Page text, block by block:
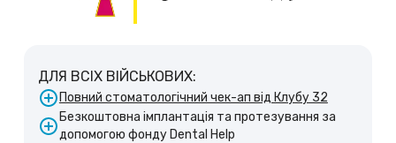
ДЛЯ ВСІХ ВІЙСЬКОВИХ:
Повний стоматологічний чек-ап від Клубу 32
Безкоштовна імплантація та протезування за
допомогою фонду Dental Help